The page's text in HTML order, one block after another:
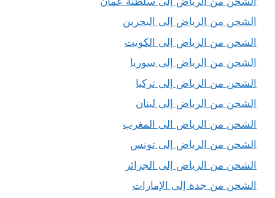
الشحن من الرياض إلى البحرين
الشحن من الرياض إلى الكويت
الشحن من الرياض إلى سوريا
الشحن من الرياض إلى تركيا
الشحن من الرياض إلى لبنان
الشحن من الرياض الى المغرب
الشحن من الرياض إلى تونس
الشحن من الرياض إلى الجزائر
الشحن من جدة إلى الإمارات